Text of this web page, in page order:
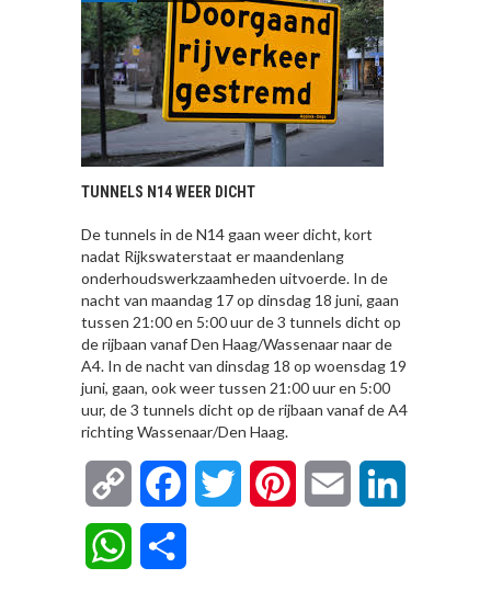
TUNNELS N14 WEER DICHT
De tunnels in de N14 gaan weer dicht, kort
nadat Rijkswaterstaat er maandenlang
onderhoudswerkzaamheden uitvoerde. In de
nacht van maandag 17 op dinsdag 18 juni, gaan
tussen 21:00 en 5:00 uur de 3 tunnels dicht op
de rijbaan vanaf Den Haag/Wassenaar naar de
A4. In de nacht van dinsdag 18 op woensdag 19
juni, gaan, ook weer tussen 21:00 uur en 5:00
uur, de 3 tunnels dicht op de rijbaan vanaf de A4
richting Wassenaar/Den Haag.
Copy
Link
FacebookTwitter Pinterest Email
WhatsApp